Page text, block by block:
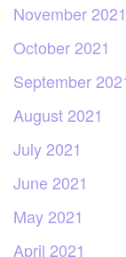
November 2021
October 2021
September
August 2021
July 2021
June 2021
May 2021
April 2021